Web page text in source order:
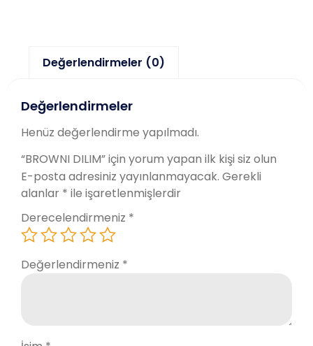
Değerlendirmeler (0)
Değerlendirmeler
Henüz değerlendirme yapılmadı.
“BROWNI DILIM” için yorum yapan ilk kişi siz olun
E-posta adresiniz yayınlanmayacak. Gerekli
alanlar * ile işaretlenmişlerdir
Derecelendirmeniz *
Değerlendirmeniz *